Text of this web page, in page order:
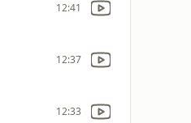
12:41
12:37
12:33